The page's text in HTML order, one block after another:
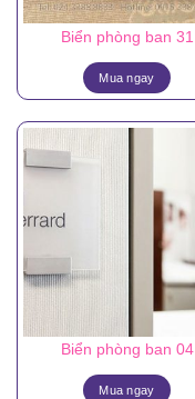
Biển phòng ban 31
Mua ngay
Biển phòng ban 04
Mua ngay